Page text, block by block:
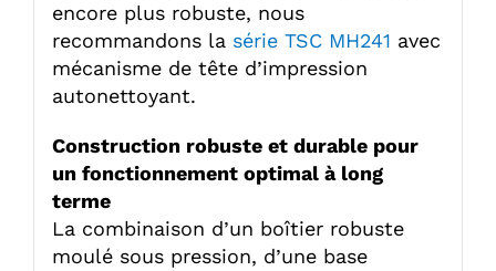
encore plus robuste, nous
recommandons la série TSC MH241 avec
mécanisme de tête d’impression
autonettoyant.
Construction robuste et durable pour
un fonctionnement optimal à long
terme
La combinaison d’un boîtier robuste
moulé sous pression, d’une base